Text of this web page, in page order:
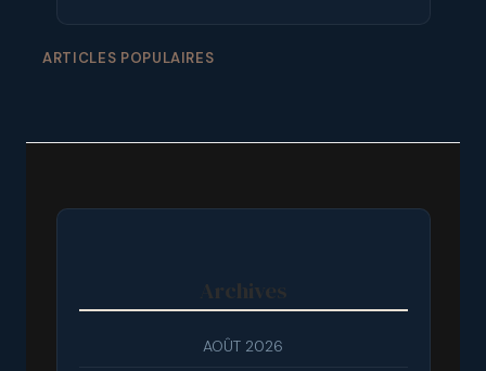
ARTICLES POPULAIRES
Archives
AOÛT 2026